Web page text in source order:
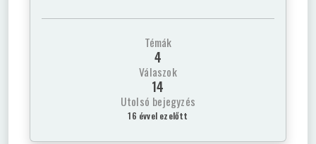
Témák
4
Válaszok
14
Utolsó bejegyzés
16 évvel ezelőtt